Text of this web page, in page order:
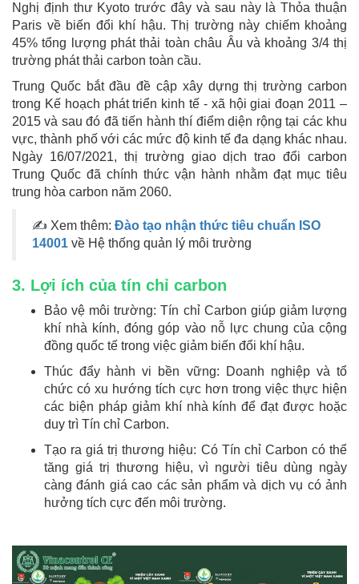
Nghị định thư Kyoto trước đây và sau này là Thỏa thuận
Paris về biến đổi khí hậu. Thị trường này chiếm khoảng
45% tổng lượng phát thải toàn châu Âu và khoảng 3/4 thị
trường phát thải carbon toàn cầu.
Trung Quốc bắt đầu đề cập xây dựng thị trường carbon
trong Kế hoạch phát triển kinh tế - xã hội giai đoạn 2011 –
2015 và sau đó đã tiến hành thí điểm diện rộng tại các khu
vực, thành phố với các mức độ kinh tế đa dạng khác nhau.
Ngày 16/07/2021, thị trường giao dịch trao đổi carbon
Trung Quốc đã chính thức vận hành nhằm đạt mục tiêu
trung hòa carbon năm 2060.
✍ Xem thêm: Đào tạo nhận thức tiêu chuẩn ISO
14001 về Hệ thống quản lý môi trường
3. Lợi ích của tín chỉ carbon
Bảo vệ môi trường: Tín chỉ Carbon giúp giảm lượng
khí nhà kính, đóng góp vào nỗ lực chung của cộng
đồng quốc tế trong việc giảm biến đổi khí hậu.
Thúc đẩy hành vi bền vững: Doanh nghiệp và tổ
chức có xu hướng tích cực hơn trong việc thực hiện
các biện pháp giảm khí nhà kính để đạt được hoặc
duy trì Tín chỉ Carbon.
Tạo ra giá trị thương hiệu: Có Tín chỉ Carbon có thể
tăng giá trị thương hiệu, vì người tiêu dùng ngày
càng đánh giá cao các sản phẩm và dịch vụ có ảnh
hưởng tích cực đến môi trường.